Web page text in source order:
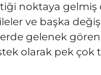
noktaya gelmiş
ve başka
gelenek
olarak pek çok